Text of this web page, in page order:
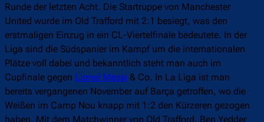
Runde der letzten Acht. Die Startruppe von Manchester
United wurde im Old Trafford mit 2:1 besiegt, was den
erstmaligen Einzug in ein CL-Viertelfinale bedeutete. In der
Liga sind die Südspanier im Kampf um die internationalen
Plätze voll dabei und bekanntlich steht man auch im
Cupfinale gegen Lionel Messi & Co. In La Liga ist man
bereits vergangenen November auf Barça getroffen, wo die
Weißen im Camp Nou knapp mit 1:2 den Kürzeren gezogen
haben. Mit dem Matchwinner von Old Trafford, Ben Yedder